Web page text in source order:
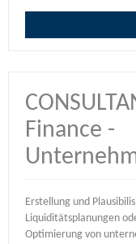
Finance -
Erstellung und
Liquiditätsplanungen
Optimierung von